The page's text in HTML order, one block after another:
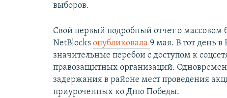
выборов.
Свой первый подробный отчет о массовом
NetBlocksопубликовала 9 мая. В тот день в
значительные перебои с доступом к
правозащитных организаций.
задержания в районе мест проведения
приуроченных ко Дню Победы.